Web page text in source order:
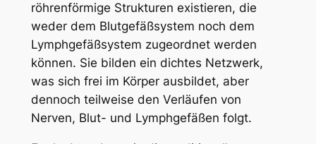
röhrenförmige Strukturen existieren, die
weder dem Blutgefäßsystem noch dem
Lymphgefäßsystem zugeordnet werden
können. Sie bilden ein dichtes Netzwerk,
was sich frei im Körper ausbildet, aber
dennoch teilweise den Verläufen von
Nerven, Blut- und Lymphgefäßen folgt.